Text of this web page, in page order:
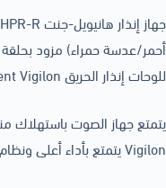
أحمر/عدسة حمراء) مزود بحلقة
للوحات إنذار الحريق Gent Vigilon.
يتمتع جهاز الصوت باستهلاك
Vigilon يتمتع بأداء أعلى ونظام VADS على الحلقة أكثر من أي مصنع آخر.